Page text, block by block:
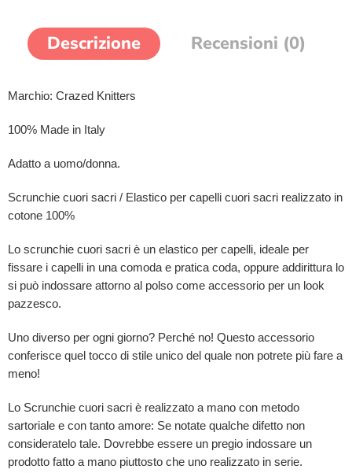
Descrizione Recensioni (0)
Marchio: Crazed Knitters
100% Made in Italy
Adatto a uomo/donna.
Scrunchie cuori sacri / Elastico per capelli cuori sacri realizzato in
cotone 100%
Lo scrunchie cuori sacri è un elastico per capelli, ideale per
fissare i capelli in una comoda e pratica coda, oppure addirittura lo
si può indossare attorno al polso come accessorio per un look
pazzesco.
Uno diverso per ogni giorno? Perché no! Questo accessorio
conferisce quel tocco di stile unico del quale non potrete più fare a
meno!
Lo Scrunchie cuori sacri è realizzato a mano con metodo
sartoriale e con tanto amore: Se notate qualche difetto non
consideratelo tale. Dovrebbe essere un pregio indossare un
prodotto fatto a mano piuttosto che uno realizzato in serie.